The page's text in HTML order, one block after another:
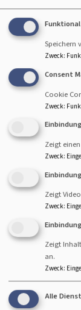
Im
Sie erinnern an
Jesus ist in der
Er feiert mit
Es ist der Abend
Sie singen
Sie trinken
An diesem
Er dankt Gott.
Er bricht das Brot.
Jesus gibt das
Er sagt zu allen:
Nehmt und esst.
Das ist Brot
Das ist für euch.
Das Brot macht
Es stärkt euren
Funktional
Speichern
Zweck:
Consent
Cookie
Zweck:
Zeigt
Zweck:
Zeigt
Zweck:
Zeigt
an.
Zweck:
Alle